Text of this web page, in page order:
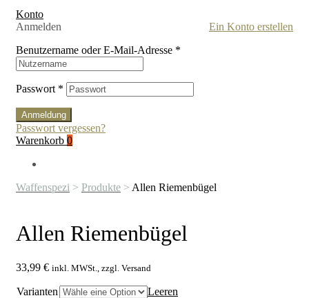
Konto
Anmelden
Ein Konto erstellen
Benutzername oder E-Mail-Adresse *
Passwort *
Anmeldung
Passwort vergessen?
Warenkorb 0
Waffenspezi > Produkte > Allen Riemenbügel
Allen Riemenbügel
33,99 € inkl. MWSt., zzgl. Versand
Varianten
Leeren